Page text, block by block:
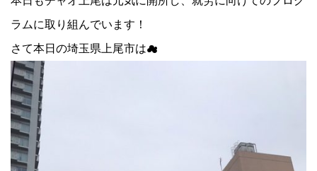
ラムに取り組んでいます！
さて本日の埼玉県上尾市は☁